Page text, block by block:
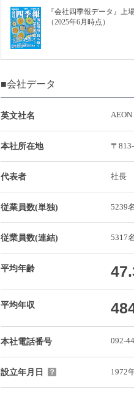
『会社四季報データ』上
（2025年6月時点）
■会社データ
英文社名 AEON
本社所在地 〒
代表者 社長
従業員数(単独) 5239
従業員数(連結) 5317
平均年齢
平均年収
本社電話番号 092-
設立年月日 ？ 1972